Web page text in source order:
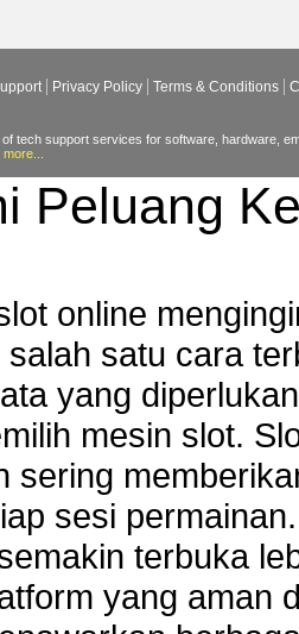
Privacy Policy Terms & Conditions
tech support services for software, hardware,
more...
Peluang
online
satu cara
yang
mesin slot.
sering
sesi
terbuka
yang aman